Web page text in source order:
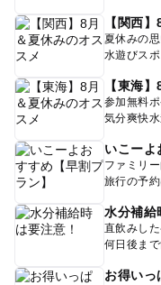
【関西
夏休みの
水遊びス
【東海
参加無料
気分爽快
いこーよ
ファミリ
旅行の予
水分補給
直飲みした
何日後ま
お得いっ